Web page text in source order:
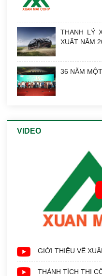
THANH LÝ
XUẤT NĂM
36 NĂM
VIDEO
GIỚI THIỆU VỀ
THÀNH TÍCH THI